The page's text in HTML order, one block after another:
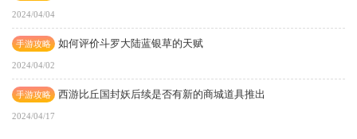
2024/04/04
手游攻略 如何评价斗罗大陆蓝银草的天赋
2024/04/02
手游攻略 西游比丘国封妖后续是否有新的商城道具推出
2024/04/17